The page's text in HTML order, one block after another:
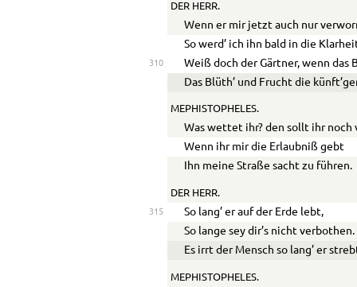
DER HERR.
Wenn er mir jetzt auch nur
So werd’ ich ihn bald in die
310
Weiß doch der Gärtner, wenn das
Das Blüth’ und Frucht die
MEPHISTOPHELES.
Was wettet ihr? den sollt ihr noch
Wenn ihr mir die Erlaubniß gebt
Ihn meine Straße sacht zu führen.
DER HERR.
315
So lang’ er auf der Erde lebt,
So lange sey dir’s nicht verbothen.
Es irrt der Mensch so lang’ er
MEPHISTOPHELES.